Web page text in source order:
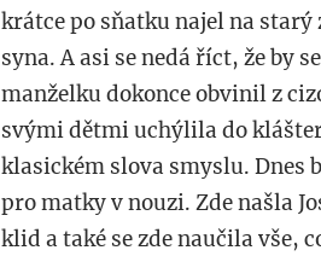
krátce po sňatku najel na
syna. A asi se nedá říct, že by
manželku dokonce obvinil z
svými dětmi uchýlila do
klasickém slova smyslu. Dnes
pro matky v nouzi. Zde našla
klid a také se zde naučila vše,